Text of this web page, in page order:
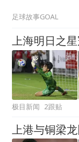
足球故事GOAL
上海明日之
极目新闻 2跟贴